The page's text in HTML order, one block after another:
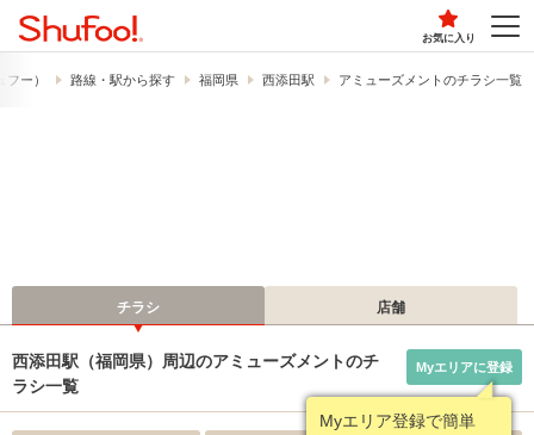
お気に入り
ー） 路線・駅から探す 福岡県 西添田駅 アミューズメントのチラシ一覧
チラシ 店舗
西添田駅（福岡県）周辺のアミューズメントのチ
ラシ一覧
Myエリア登録で簡単
Myエリアに登録